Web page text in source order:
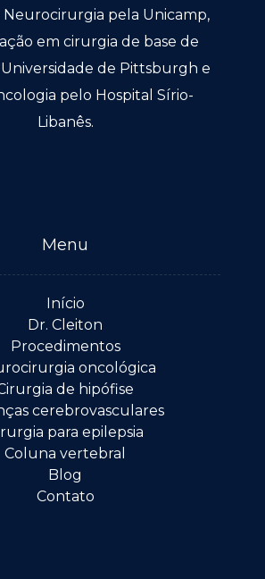
Neurocirurgia pela Unicamp,
em cirurgia de base de
de Pittsburgh e
pelo Hospital Sírio-
Libanês.
Menu
Início
Dr. Cleiton
Procedimentos
oncológica
de hipófise
cerebrovasculares
para epilepsia
Coluna vertebral
Blog
Contato